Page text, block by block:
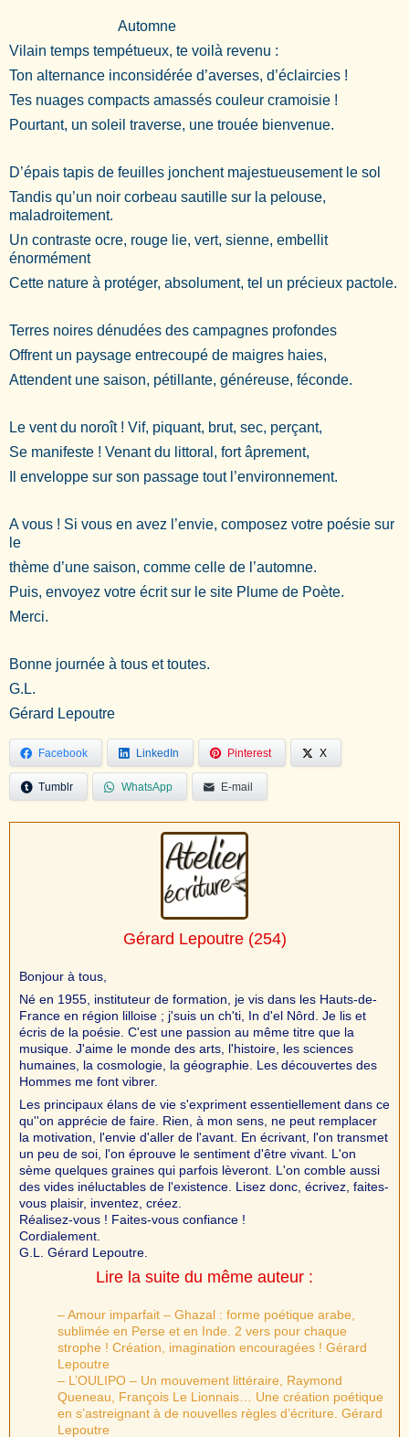
Automne
Vilain temps tempétueux, te voilà revenu :
Ton alternance inconsidérée d’averses, d’éclaircies !
Tes nuages compacts amassés couleur cramoisie !
Pourtant, un soleil traverse, une trouée bienvenue.
D’épais tapis de feuilles jonchent majestueusement le sol
Tandis qu’un noir corbeau sautille sur la pelouse,
maladroitement.
Un contraste ocre, rouge lie, vert, sienne, embellit
énormément
Cette nature à protéger, absolument, tel un précieux pactole.
Terres noires dénudées des campagnes profondes
Offrent un paysage entrecoupé de maigres haies,
Attendent une saison, pétillante, généreuse, féconde.
Le vent du noroît ! Vif, piquant, brut, sec, perçant,
Se manifeste ! Venant du littoral, fort âprement,
Il enveloppe sur son passage tout l’environnement.
A vous ! Si vous en avez l’envie, composez votre poésie sur
le
thème d’une saison, comme celle de l’automne.
Puis, envoyez votre écrit sur le site Plume de Poète.
Merci.
Bonne journée à tous et toutes.
G.L.
Gérard Lepoutre
Facebook LinkedIn Pinterest X
Tumblr WhatsApp E-mail
Gérard Lepoutre(254)
Bonjour à tous,
Né en 1955, instituteur de formation, je vis dans les Hauts-de-
France en région lilloise ; j'suis un ch'ti, In d'el Nôrd. Je lis et
écris de la poésie. C'est une passion au même titre que la
musique. J'aime le monde des arts, l'histoire, les sciences
humaines, la cosmologie, la géographie. Les découvertes des
Hommes me font vibrer.
Les principaux élans de vie s'expriment essentiellement dans ce
qu''on apprécie de faire. Rien, à mon sens, ne peut remplacer
la motivation, l'envie d'aller de l'avant. En écrivant, l'on transmet
un peu de soi, l'on éprouve le sentiment d'être vivant. L'on
sème quelques graines qui parfois lèveront. L'on comble aussi
des vides inéluctables de l'existence. Lisez donc, écrivez, faites-
vous plaisir, inventez, créez.
Réalisez-vous ! Faites-vous confiance !
Cordialement.
G.L. Gérard Lepoutre.
Lire la suite du même auteur :
– Amour imparfait – Ghazal : forme poétique arabe,
sublimée en Perse et en Inde. 2 vers pour chaque
strophe ! Création, imagination encouragées ! Gérard
Lepoutre
– L’OULIPO – Un mouvement littéraire, Raymond
Queneau, François Le Lionnais… Une création poétique
en s’astreignant à de nouvelles règles d’écriture. Gérard
Lepoutre